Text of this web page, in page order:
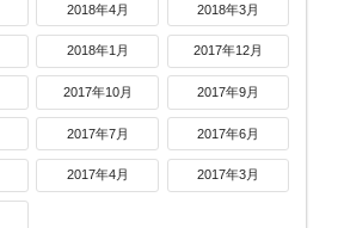
2018年4月 2018年3月
2018年1月 2017年12月
2017年10月 2017年9月
2017年7月 2017年6月
2017年4月 2017年3月